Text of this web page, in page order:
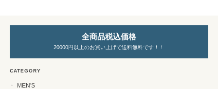
全商品税込価格
20000円以上のお買い上げで送料無料です！！
CATEGORY
MEN'S